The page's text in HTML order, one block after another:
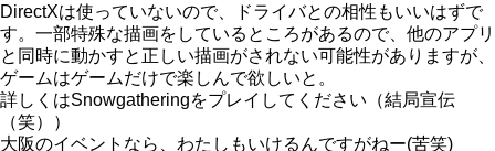
DirectXは使っていないので、ドライバとの相性もいいはずで
す。一部特殊な描画をしているところがあるので、他のアプリ
と同時に動かすと正しい描画がされない可能性がありますが、
ゲームはゲームだけで楽しんで欲しいと。
詳しくはSnowgatheringをプレイしてください（結局宣伝
（笑））
大阪のイベントなら、わたしもいけるんですがねー(苦笑)